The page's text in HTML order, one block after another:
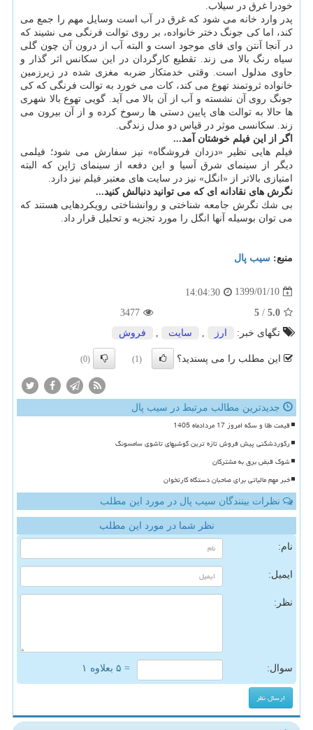
خودرا غرق در سیلاب.
پدر وارد خانه می شود كه غرق در آب است وسایل مهم را جمع می
كند، اما كی جونگ دختر خانواده، بر روی توالت فرنگی می نشیند كه
در آنجا آنتن وای فای موجود است و البته آب از درون آن چون گلی
سیاه رنگ بالا می زند. تقطیع كارگردان در این سكانس اثر گذار و
حاوی مدلول است. وقتی خدمتكار ضربه مغزی شده در زیرزمین
خانواده ثروتمند تهوع می كند، كات می خورد به توالت فرنگی كه كی
جونگ روی آن نشسته و آب از آن بالا می آید. گویی تهوع بالا شهری
ها حالا به توالت های پایین دستی ها رسوخ كرده و از آن بیرون می
زند. سكانسی موثر در قیاس دو مدل زندگی.
اگر از این فیلم خوشتان آمد...
فیلم هایی نظیر «دزدان فروشگاه» نیز سفارش می شود؛ فیلمی
دیگر از سینمای شرق آسیا و این دفعه از سینمای ژاپن كه البته
امتیازی بالاتر از «انگل» نیز در سایت های معتبر فیلم نیز دارد.
نگرش های نقادانه ای كه می توانید دنبالش كنید...
بی شك نگرش جامعه شناختی و روانشناختی رویكردهایی هستند كه
می توان بوسیله آنها انگل را مورد تجزیه و تحلیل قرار داد.
منبع: سیب پال
1399/01/10
14:04:30
5.0
/
5
3477
تگهای خبر:
ارز , سایت , فروش
این مطلب را می پسندید؟ (1)
(0)
جدیدترین مطالب مرتبط در سیب پال
قیمت طلا و سکه امروز 17 مردادماه 1405
رکوردشکنی پیش فروش تازه ترین گوشیهای تاشوی سامسونگ
شوک قبض برق به مشترکان
خبر مهم مالیاتی برای صاحبان دستگاه کارتخوان
نظرات بینندگان سیب پال در مورد این مطلب
نظر شما در مورد این مطلب
نام:
ایمیل:
نظر:
سوال: = ۵ بعلاوه ۱